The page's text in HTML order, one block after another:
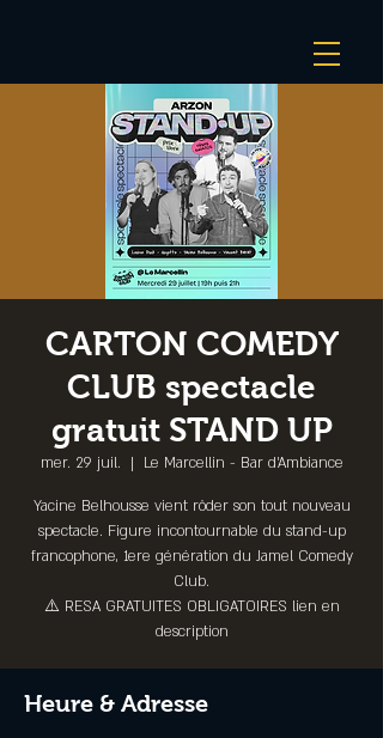
CARTON COMEDY
CLUB spectacle
gratuit STAND UP
mer. 29 juil.
  |
Le Marcellin - Bar d’Ambiance
Yacine Belhousse vient rôder son tout nouveau
spectacle. Figure incontournable du stand-up
francophone, 1ere génération du Jamel Comedy
Club.
⚠️ RESA GRATUITES OBLIGATOIRES lien en
description
Heure & Adresse